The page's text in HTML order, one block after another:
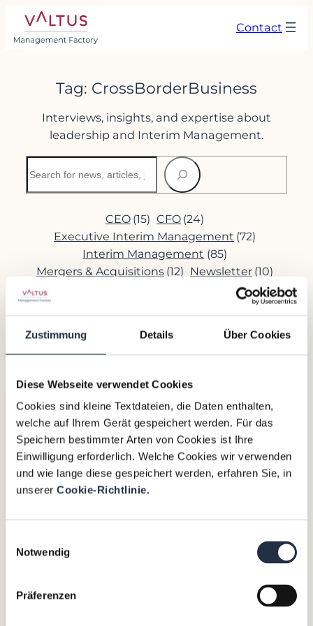
Zustimmung Details Über Cookies
Diese Webseite verwendet Cookies
Cookies sind kleine Textdateien, die Daten enthalten,
welche auf Ihrem Gerät gespeichert werden. Für das
Speichern bestimmter Arten von Cookies ist Ihre
Einwilligung erforderlich. Welche Cookies wir verwenden
und wie lange diese gespeichert werden, erfahren Sie, in
unserer Cookie-Richtlinie.
Notwendig
Präferenzen
Skip
content
Contact
Tag: CrossBorderBusiness
Interviews, insights, and expertise about
leadership and Interim Management.
CEO (15) CFO (24)
Executive Interim Management (72)
Interim Management (85)
Mergers & Acquisitions (12) Newsletter (10)
(37)
(20)
About Us
VALTUS Management Factory is Austria’s
leading CFO and Executive Interim
commitment. Together with Valtus, we are the
Management and Transition Leadership.